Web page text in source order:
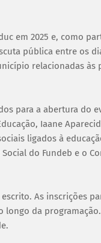
em 2025 e, como
pública entre os
relacionadas às
para a abertura do
Iaane
ligados à
do Fundeb e o
As inscrições
longo da